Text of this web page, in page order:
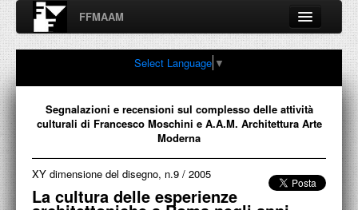
FFMAAM
Fondo Francesco Moschini
A.A.M. Architettura Arte Moderna
Percorsi, nodi, sconfinamenti e contaminazioni tra Arte,
FFMAAM
Select Language ▼
Segnalazioni e recensioni sul complesso delle attività
culturali di Francesco Moschini e A.A.M. Architettura Arte
Moderna
XY dimensione del disegno, n.9 / 2005
La cultura delle esperienze